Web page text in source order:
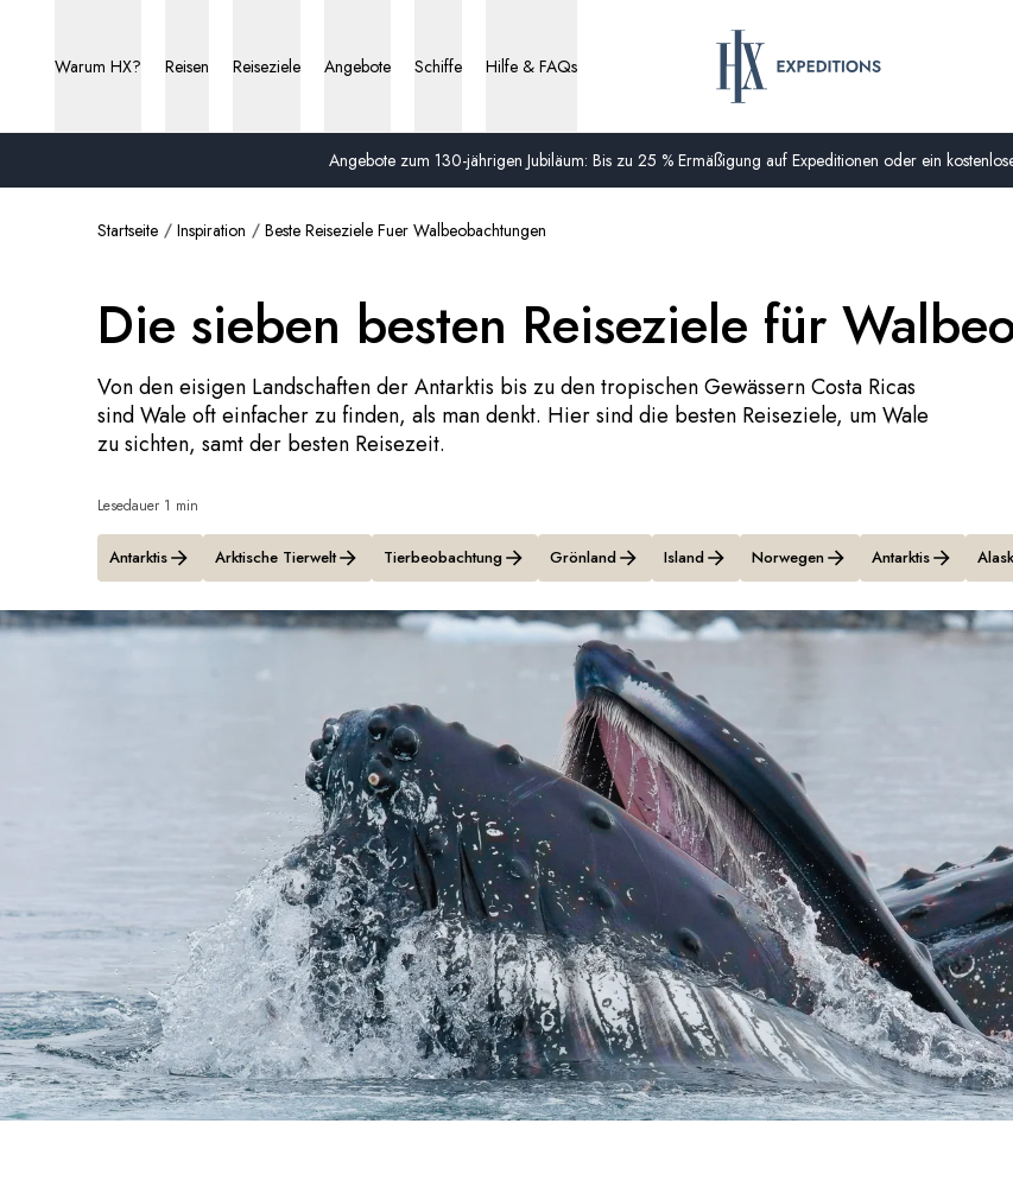
Angebote zum 130-jährigen Jubiläum: Bis zu 25 % Ermäßigung auf Expeditionen oder ein
Warum HX? Reisen Reiseziele Angebote Schiffe Hilfe & FAQs
Startseite Inspiration Beste Reiseziele Fuer Walbeobachtungen
Die sieben besten Reiseziele für
Von den eisigen Landschaften der Antarktis bis zu den tropischen Gewässern Costa Ricas
sind Wale oft einfacher zu finden, als man denkt. Hier sind die besten Reiseziele, um Wale
zu sichten, samt der besten Reisezeit.
Lesedauer 1 min
Antarktis Arktische Tierwelt Tierbeobachtung Grönland Island Norwegen Antarktis